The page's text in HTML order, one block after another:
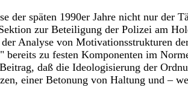
der späten 1990er Jahre nicht nur der
zur Beteiligung der Polizei am
Analyse von Motivationsstrukturen
zu festen Komponenten im
daß die Ideologisierung der
einer Betonung von Haltung und –